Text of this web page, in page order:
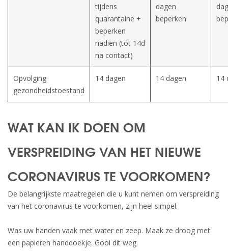
tijdens
quarantaine +
beperken
nadien (tot 14d
na contact)
dagen
beperken
Opvolging
gezondheidstoestand
14 dagen 14 dagen 14
WAT KAN IK DOEN OM
VERSPREIDING VAN HET NIEUWE
CORONAVIRUS TE VOORKOMEN?
De belangrijkste maatregelen die u kunt nemen om verspreiding
van het coronavirus te voorkomen, zijn heel simpel.
Was uw handen vaak met water en zeep. Maak ze droog met
een papieren handdoekje. Gooi dit weg.